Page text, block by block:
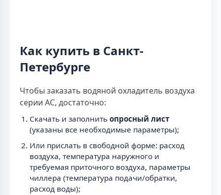
Как купить в Санкт-
Петербурге
Чтобы заказать водяной охладитель воздуха
серии AC, достаточно:
Скачать и заполнить опросный лист
(указаны все необходимые параметры);
Или прислать в свободной форме: расход
воздуха, температура наружного и
требуемая приточного воздуха, параметры
чиллера (температура подачи/обратки,
расход воды);